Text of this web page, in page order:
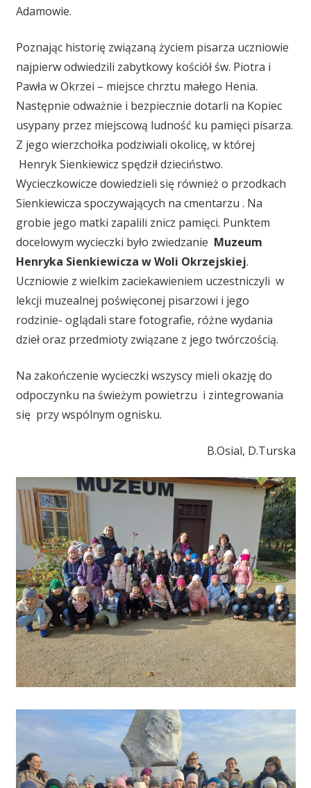
Adamowie.
Poznając historię związaną życiem pisarza uczniowie
najpierw odwiedzili zabytkowy kościół św. Piotra i
Pawła w Okrzei – miejsce chrztu małego Henia.
Następnie odważnie i bezpiecznie dotarli na Kopiec
usypany przez miejscową ludność ku pamięci pisarza.
Z jego wierzchołka podziwiali okolicę, w której
Henryk Sienkiewicz spędził dzieciństwo.
Wycieczkowicze dowiedzieli się również o przodkach
Sienkiewicza spoczywających na cmentarzu . Na
grobie jego matki zapalili znicz pamięci. Punktem
docelowym wycieczki było zwiedzanie Muzeum
Henryka Sienkiewicza w Woli Okrzejskiej.
Uczniowie z wielkim zaciekawieniem uczestniczyli w
lekcji muzealnej poświęconej pisarzowi i jego
rodzinie- oglądali stare fotografie, różne wydania
dzieł oraz przedmioty związane z jego twórczością.
Na zakończenie wycieczki wszyscy mieli okazję do
odpoczynku na świeżym powietrzu i zintegrowania
się przy wspólnym ognisku.
B.Osial, D.Turska